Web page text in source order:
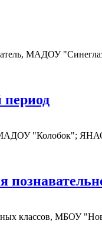
МАДОУ
период
МАДОУ "Колобок";
классов, МБОУ